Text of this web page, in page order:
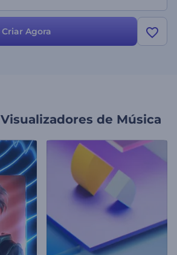
Criar Agora
Visualizadores de Música